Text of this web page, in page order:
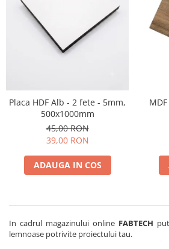
Placa HDF Alb - 2 fete - 5mm,
500x1000mm
45,00 RON
39,00 RON
ADAUGA IN COS
In cadrul magazinului online FABTECH
lemnoase potrivite proiectului tau.